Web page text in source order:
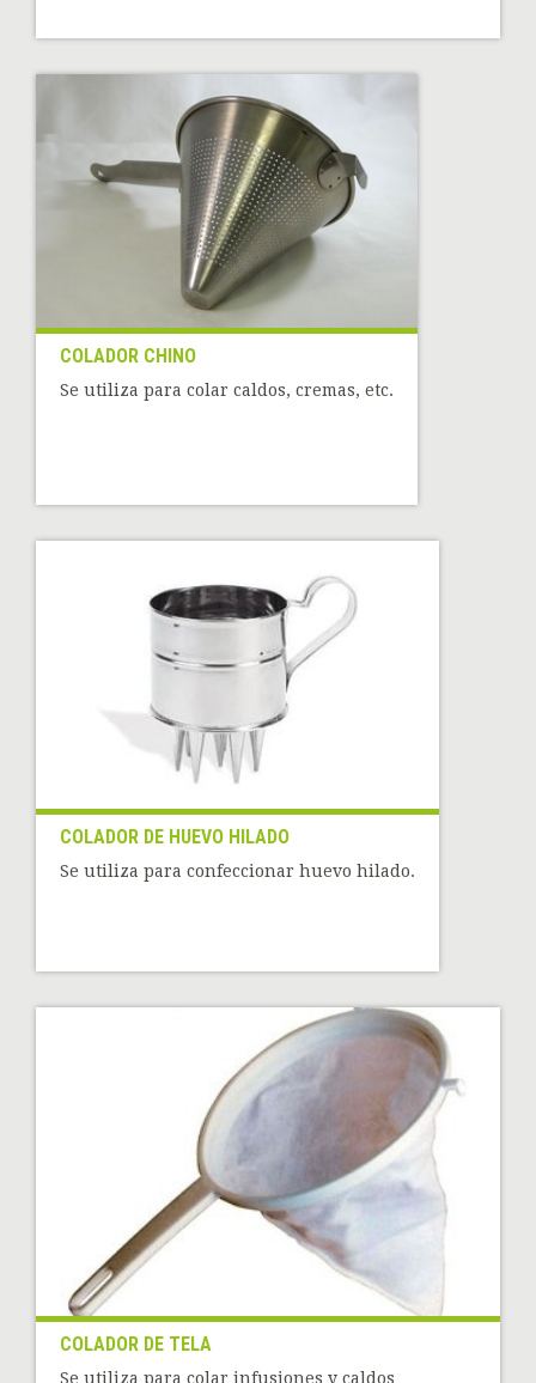
COLADOR CHINO
Se utiliza para colar caldos, cremas, etc.
COLADOR DE HUEVO HILADO
Se utiliza para confeccionar huevo hilado.
COLADOR DE TELA
Se utiliza para colar infusiones y caldos